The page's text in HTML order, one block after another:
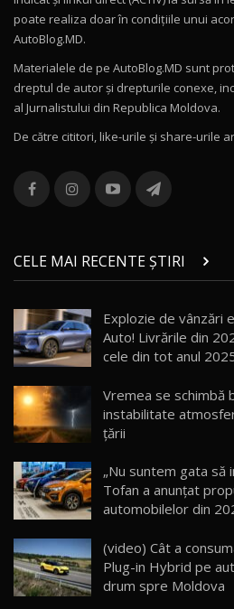
11
Noul Volvo ES90 /
12
Noul MG HS / Test
16:48
13
combină aventura
36:08
chinez care face
/ AutoBlog.MD
17:27
15 14:37
16
AutoBlogMD
13:10
17 20:06
30:08
Noul Geely EX5 EM-
poate realiza doar în condițiile unui
AutoBlog.MD.
Materialele de pe AutoBlog.MD sunt
dreptul de autor și drepturile conexe,
al Jurnalistului din Republica Moldova.
De către cititori, like-urile şi share-urile
CELE MAI RECENTE ȘTIRI
Explozie de vânzări
Auto! Livrările din
cele din tot anul
Vremea se schimbă
instabilitate
țării
„Nu suntem gata să
Tofan a anunțat
automobilelor din
(video) Cât a
Plug-in Hybrid pe
drum spre Moldova